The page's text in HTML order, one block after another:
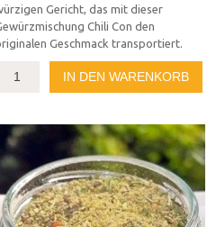
Gericht, das mit dieser
Chili Con den
Geschmack transportiert.
IN DEN WARENKORB